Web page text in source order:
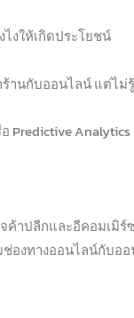
งให้เกิดประโยชน์
านกับออนไลน์ แต่ไม่
Predictive
าปลีกและอีคอมเมิร์
งทางออนไลน์กับออ